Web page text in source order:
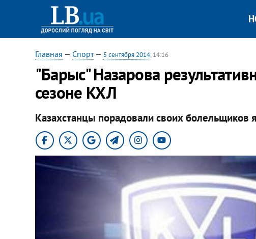
Главная — Спорт— 5 сентября 2014, 14:16
"Барыс" Назарова
сезоне КХЛ
Казахстанцы порадовали своих болельщиков